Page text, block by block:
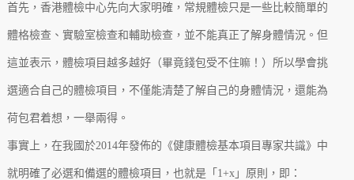
首先，香港體檢中心先向大家明確，常規體檢只是一些比較簡單的
體格檢查、實驗室檢查和輔助檢查，並不能真正了解身體情況。但
這並表示，體檢項目越多越好（畢竟錢包受不住嘛！）所以學會挑
選適合自己的體檢項目，不僅能清楚了解自己的身體情況，還能為
荷包君着想，一舉兩得。
事實上，在我國於2014年發佈的《健康體檢基本項目專家共識》中
就明確了必選和備選的體檢項目，也就是「1+x」原則，即：